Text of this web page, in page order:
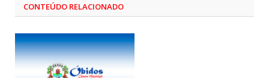
CONTEÚDO RELACIONADO